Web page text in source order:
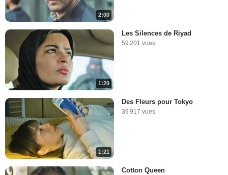
2:00
1:20
Les Silences de Riyad
59 201 vues
1:21
Des Fleurs pour Tokyo
39 917 vues
Cotton Queen